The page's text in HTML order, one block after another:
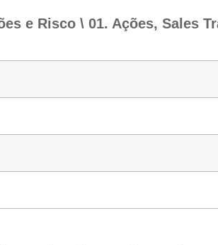
e Risco \ 01. Ações, Sales